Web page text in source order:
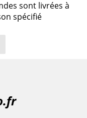
sont livrées à
spécifié